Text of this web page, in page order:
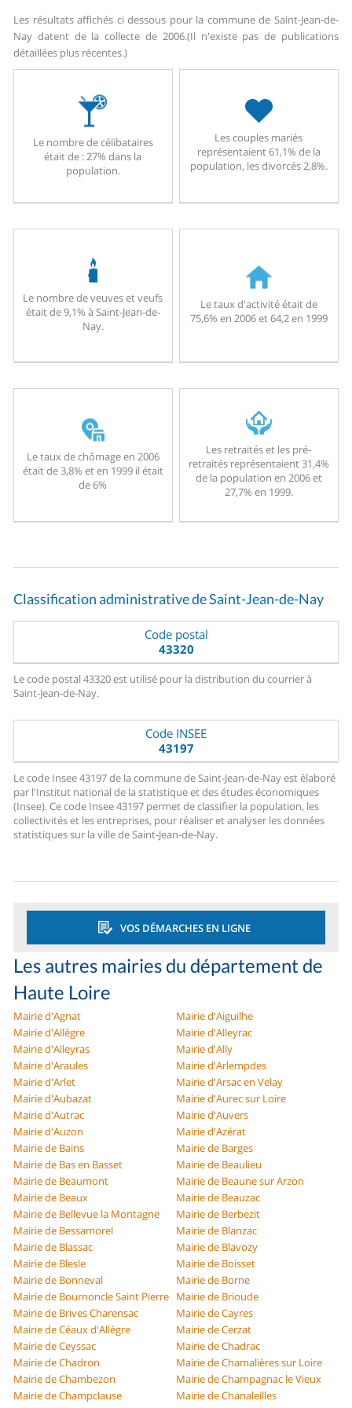
Les résultats affichés ci dessous pour la commune de Saint-Jean-de-
Nay datent de la collecte de 2006.(Il n'existe pas de publications
détaillées plus récentes.)
Le nombre de célibataires
était de : 27% dans la
population.
Les couples mariés
représentaient 61,1% de la
population, les divorcés 2,8%.
Le nombre de veuves et veufs
était de 9,1% à Saint-Jean-de-
Nay.
Le taux d'activité était de
75,6% en 2006 et 64,2 en 1999
Le taux de chômage en 2006
était de 3,8% et en 1999 il était
de 6%
Les retraités et les pré-
retraités représentaient 31,4%
de la population en 2006 et
27,7% en 1999.
Classification administrative de Saint-Jean-de-Nay
Code postal
43320
Le code postal 43320 est utilisé pour la distribution du courrier à
Saint-Jean-de-Nay.
Code INSEE
43197
Le code Insee 43197 de la commune de Saint-Jean-de-Nay est élaboré
par l'Institut national de la statistique et des études économiques
(Insee). Ce code Insee 43197 permet de classifier la population, les
collectivités et les entreprises, pour réaliser et analyser les données
statistiques sur la ville de Saint-Jean-de-Nay.
VOS DÉMARCHES EN LIGNE
Les autres mairies du département de
Haute Loire
Mairie d'Agnat
Mairie d'Aiguilhe
Mairie d'Allègre
Mairie d'Alleyrac
Mairie d'Alleyras
Mairie d'Ally
Mairie d'Araules
Mairie d'Arlempdes
Mairie d'Arlet
Mairie d'Arsac en Velay
Mairie d'Aubazat
Mairie d'Aurec sur Loire
Mairie d'Autrac
Mairie d'Auvers
Mairie d'Auzon
Mairie d'Azérat
Mairie de Bains
Mairie de Barges
Mairie de Bas en Basset
Mairie de Beaulieu
Mairie de Beaumont
Mairie de Beaune sur Arzon
Mairie de Beaux
Mairie de Beauzac
Mairie de Bellevue la Montagne
Mairie de Berbezit
Mairie de Bessamorel
Mairie de Blanzac
Mairie de Blassac
Mairie de Blavozy
Mairie de Blesle
Mairie de Boisset
Mairie de Bonneval
Mairie de Borne
Mairie de Bournoncle Saint Pierre Mairie de Brioude
Mairie de Brives Charensac
Mairie de Cayres
Mairie de Céaux d'Allègre
Mairie de Cerzat
Mairie de Ceyssac
Mairie de Chadrac
Mairie de Chadron
Mairie de Chamalières sur Loire
Mairie de Chambezon
Mairie de Champagnac le Vieux
Mairie de Champclause
Mairie de Chanaleilles